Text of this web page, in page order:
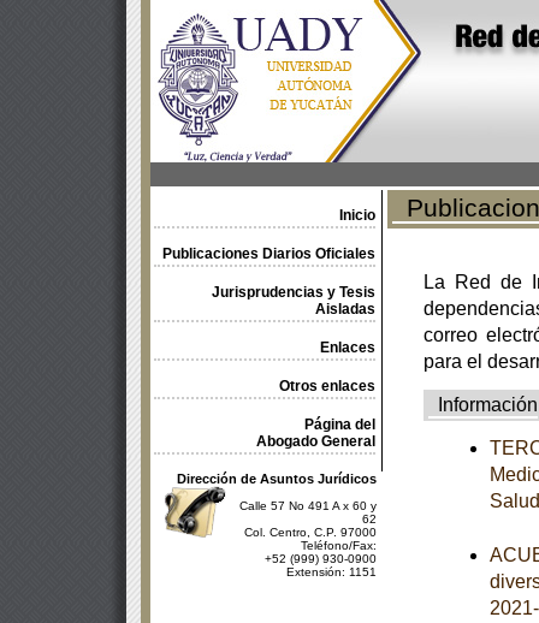
Inicio
Publicaciones Diarios Oficiales
Jurisprudencias y Tesis
Aisladas
Enlaces
Otros enlaces
Página del
Abogado General
Dirección de Asuntos Jurídicos
Calle 57 No 491 A x 60 y
62
Col. Centro, C.P. 97000
Teléfono/Fax:
+52 (999) 930-0900
Extensión: 1151
La Red de
correo
para el
Información